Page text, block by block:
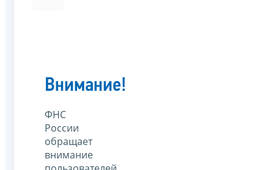
Внимание!
ФНС
России
обращает
внимание